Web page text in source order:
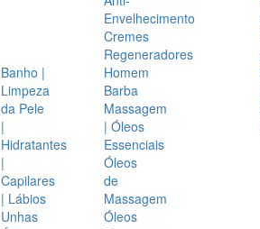
Envelhecimento
Cremes
Regeneradores
Banho |
Limpeza
da Pele
|
Hidratantes
|
Capilares
| Lábios
Unhas
Homem
Barba
Massagem
| Óleos
Essenciais
Óleos
de
Massagem
Óleos